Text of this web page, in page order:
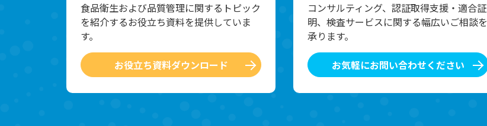
食品衛生および品質管理に関するトピック
を紹介するお役立ち資料を提供していま
す。
お役立ち資料ダウンロード
コンサルティング、認証取得支援・適合証
明、検査サービスに関する幅広いご相談を
承ります。
お気軽にお問い合わせください